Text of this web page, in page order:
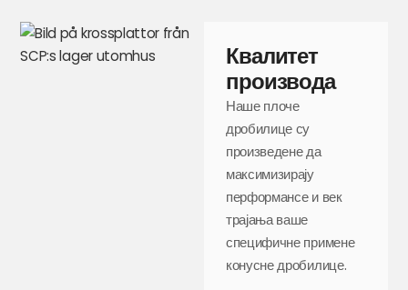
Квалитет
производа
Наше плоче
дробилице су
произведене да
максимизирају
перформансе и век
трајања ваше
специфичне примене
конусне дробилице.